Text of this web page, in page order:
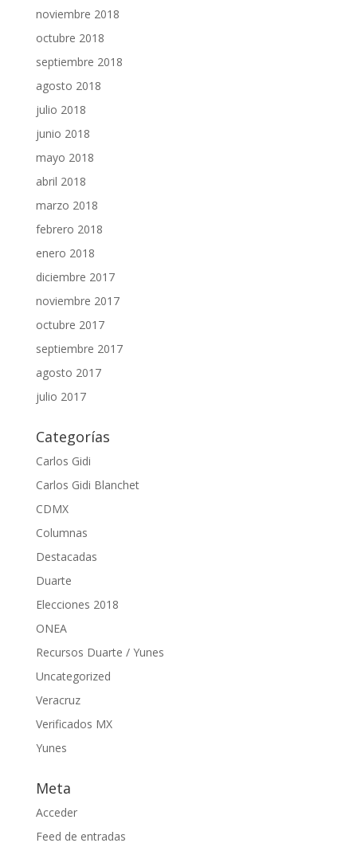
noviembre 2018
octubre 2018
septiembre 2018
agosto 2018
julio 2018
junio 2018
mayo 2018
abril 2018
marzo 2018
febrero 2018
enero 2018
diciembre 2017
noviembre 2017
octubre 2017
septiembre 2017
agosto 2017
julio 2017
Categorías
Carlos Gidi
Carlos Gidi Blanchet
CDMX
Columnas
Destacadas
Duarte
Elecciones 2018
ONEA
Recursos Duarte / Yunes
Uncategorized
Veracruz
Verificados MX
Yunes
Meta
Acceder
Feed de entradas